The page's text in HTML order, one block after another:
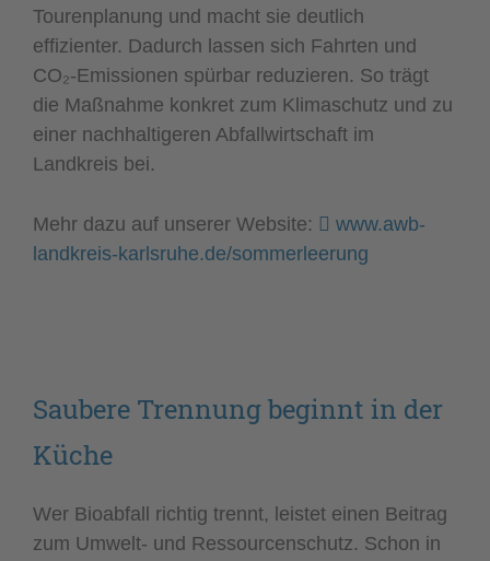
Tourenplanung und macht sie deutlich
effizienter. Dadurch lassen sich Fahrten und
CO₂-Emissionen spürbar reduzieren. So trägt
die Maßnahme konkret zum Klimaschutz und zu
einer nachhaltigeren Abfallwirtschaft im
Landkreis bei.
Mehr dazu auf unserer Website:
www.awb-
landkreis-karlsruhe.de/sommerleerung
Saubere Trennung beginnt in der
Küche
Wer Bioabfall richtig trennt, leistet einen Beitrag
zum Umwelt- und Ressourcenschutz. Schon in